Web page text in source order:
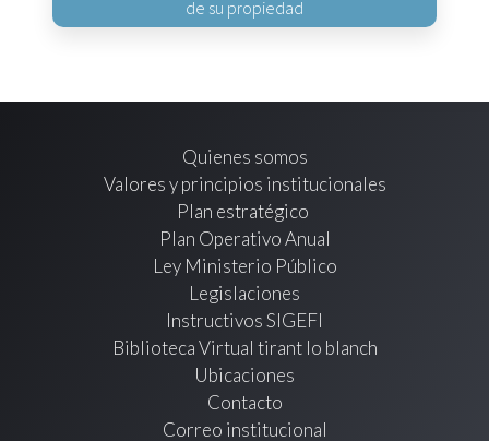
de su propiedad
Quienes somos
Valores y principios institucionales
Plan estratégico
Plan Operativo Anual
Ley Ministerio Público
Legislaciones
Instructivos SIGEFI
Biblioteca Virtual tirant lo blanch
Ubicaciones
Contacto
Correo institucional